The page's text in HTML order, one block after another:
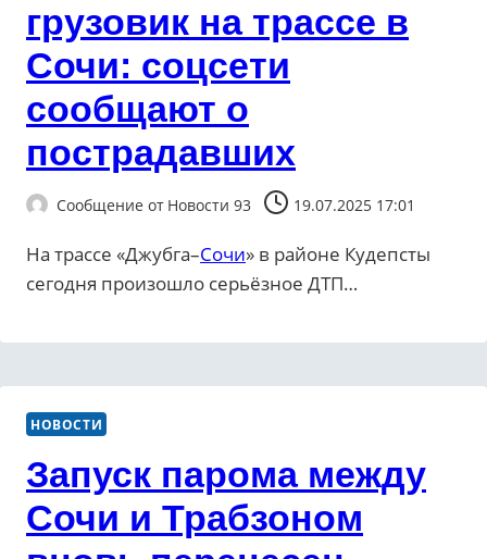
грузовик на трассе в
Сочи: соцсети
сообщают о
пострадавших
Сообщение от Новости 93 19.07.2025 17:01
На трассе «Джубга–Сочи» в районе Кудепсты
сегодня произошло серьёзное ДТП…
НОВОСТИ
Запуск парома между
Сочи и Трабзоном